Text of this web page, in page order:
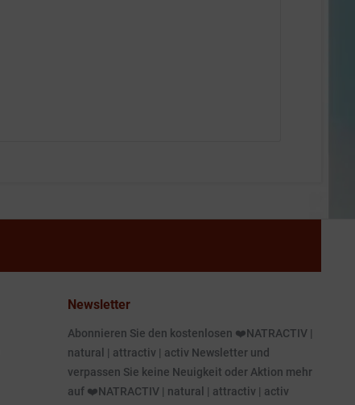
Newsletter
Abonnieren Sie den kostenlosen ❤️NATRACTIV |
natural | attractiv | activ Newsletter und
verpassen Sie keine Neuigkeit oder Aktion mehr
auf ❤️NATRACTIV | natural | attractiv | activ